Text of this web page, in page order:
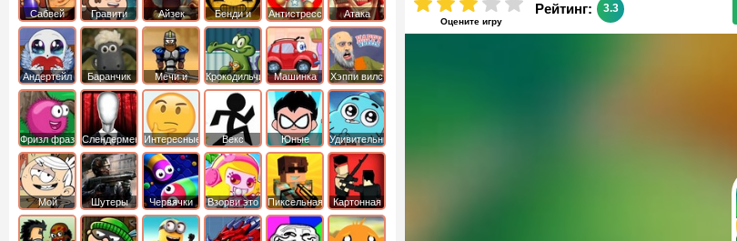
Оцените игру
Рейтинг: 3.3
Сабвей
Серф
Гравити
Фолз
Айзек
Бенди и
Чернильная
машина
Антистресс
Атака
Титанов
Андертейл
Баранчик
Шон
Мечи и
Сандали
Крокодильчик
Свомпи
Машинка
Вилли
Хэппи вилс
Фризл фраз Слендермен Интересные Векс
Юные
титаны
вперед
Удивительный
мир
Гамбола
Мой
шумный
дом
Шутеры Червячки Взорви это
Пиксельная
война
Картонная
башка